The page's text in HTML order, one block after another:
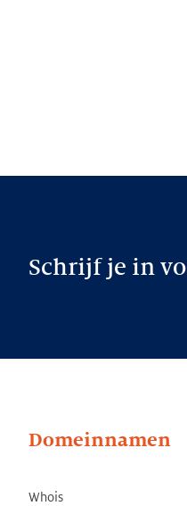
Schrijf je in
Domeinnamen
Whois